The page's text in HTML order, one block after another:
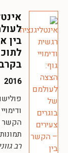
בין
2016
הקשר
רב